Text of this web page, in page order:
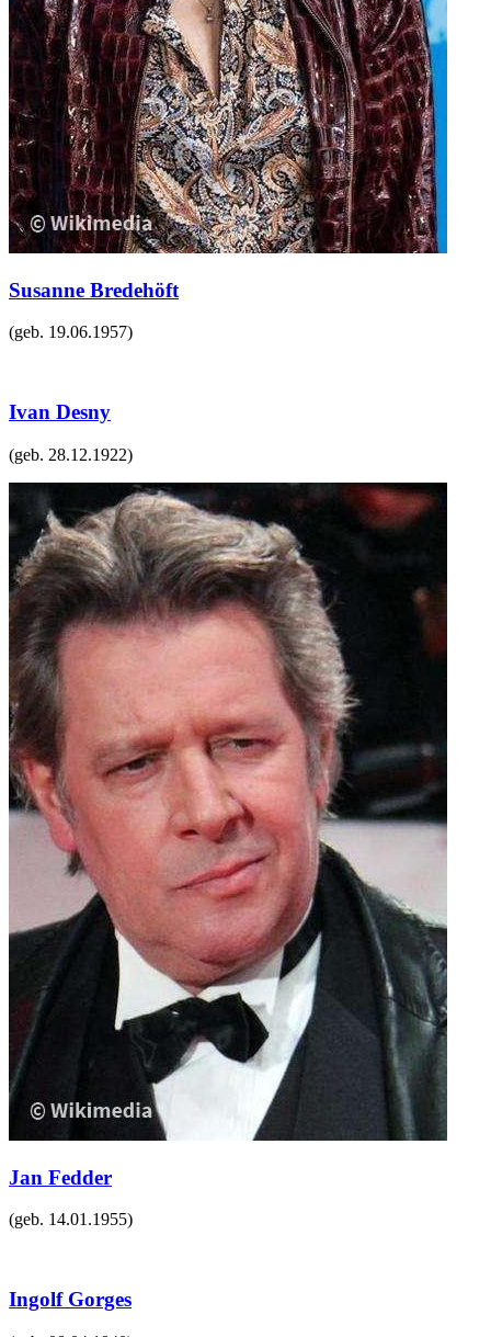
Susanne Bredehöft
(geb. 19.06.1957)
Ivan Desny
(geb. 28.12.1922)
Jan Fedder
(geb. 14.01.1955)
Ingolf Gorges